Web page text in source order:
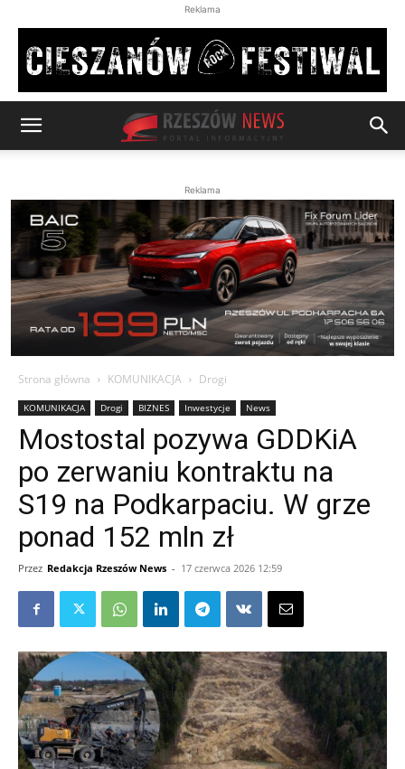
Reklama
Reklama
Strona główna KOMUNIKACJA Drogi
KOMUNIKACJA Drogi BIZNES Inwestycje News
Mostostal pozywa GDDKiA
po zerwaniu kontraktu na
S19 na Podkarpaciu. W grze
ponad 152 mln zł
Przez Redakcja Rzeszów News - 17 czerwca 2026 12:59